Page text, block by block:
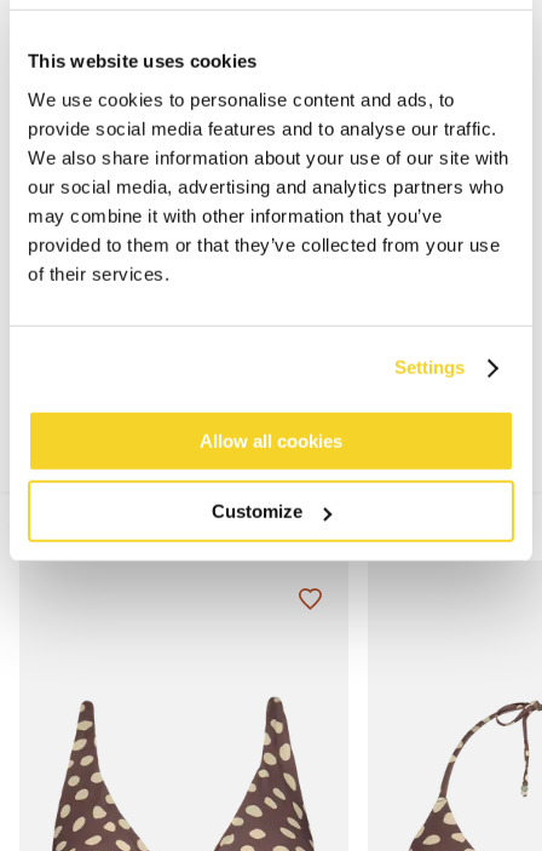
This website uses cookies
We use cookies to personalise content and ads, to
provide social media features and to analyse our traffic.
We also share information about your use of our site with
our social media, advertising and analytics partners who
may combine it with other information that you’ve
provided to them or that they’ve collected from your use
of their services.
Settings
Allow all cookies
Customize
BESCHRIJVING
Tanga bikinibroekje met stippen
80% gerecycled polyamide/nylon
Bandjes aan de zijkant zijn in maat verstelbaar
Normale beenuitsnijding
Normale bedekking van de billen
Sierlijke kralen aan de uiteinden van de bandjes